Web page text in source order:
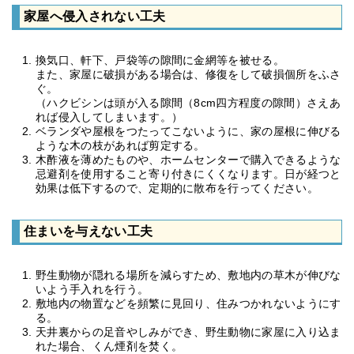
家屋へ侵入されない工夫
換気口、軒下、戸袋等の隙間に金網等を被せる。
また、家屋に破損がある場合は、修復をして破損個所をふさ
ぐ。
（ハクビシンは頭が入る隙間（8cm四方程度の隙間）さえあ
れば侵入してしまいます。）
ベランダや屋根をつたってこないように、家の屋根に伸びる
ような木の枝があれば剪定する。
木酢液を薄めたものや、ホームセンターで購入できるような
忌避剤を使用すること寄り付きにくくなります。日が経つと
効果は低下するので、定期的に散布を行ってください。
住まいを与えない工夫
野生動物が隠れる場所を減らすため、敷地内の草木が伸びな
いよう手入れを行う。
敷地内の物置などを頻繁に見回り、住みつかれないようにす
る。
天井裏からの足音やしみができ、野生動物に家屋に入り込ま
れた場合、くん煙剤を焚く。